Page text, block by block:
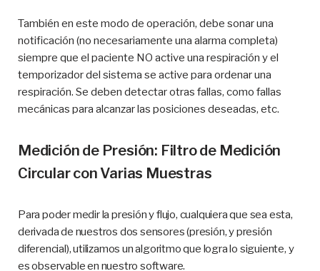
También en este modo de operación, debe sonar una
notificación (no necesariamente una alarma completa)
siempre que el paciente NO active una respiración y el
temporizador del sistema se active para ordenar una
respiración. Se deben detectar otras fallas, como fallas
mecánicas para alcanzar las posiciones deseadas, etc.
Medición de Presión: Filtro de Medición
Circular con Varias Muestras
Para poder medir la presión y flujo, cualquiera que sea esta,
derivada de nuestros dos sensores (presión, y presión
diferencial), utilizamos un algoritmo que logra lo siguiente, y
es observable en nuestro software.